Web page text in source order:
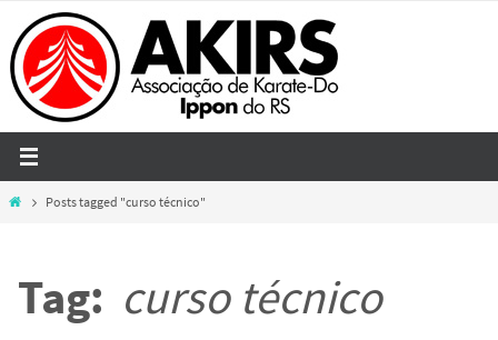
to
content
HomePosts tagged "curso técnico"
Tag: curso técnico